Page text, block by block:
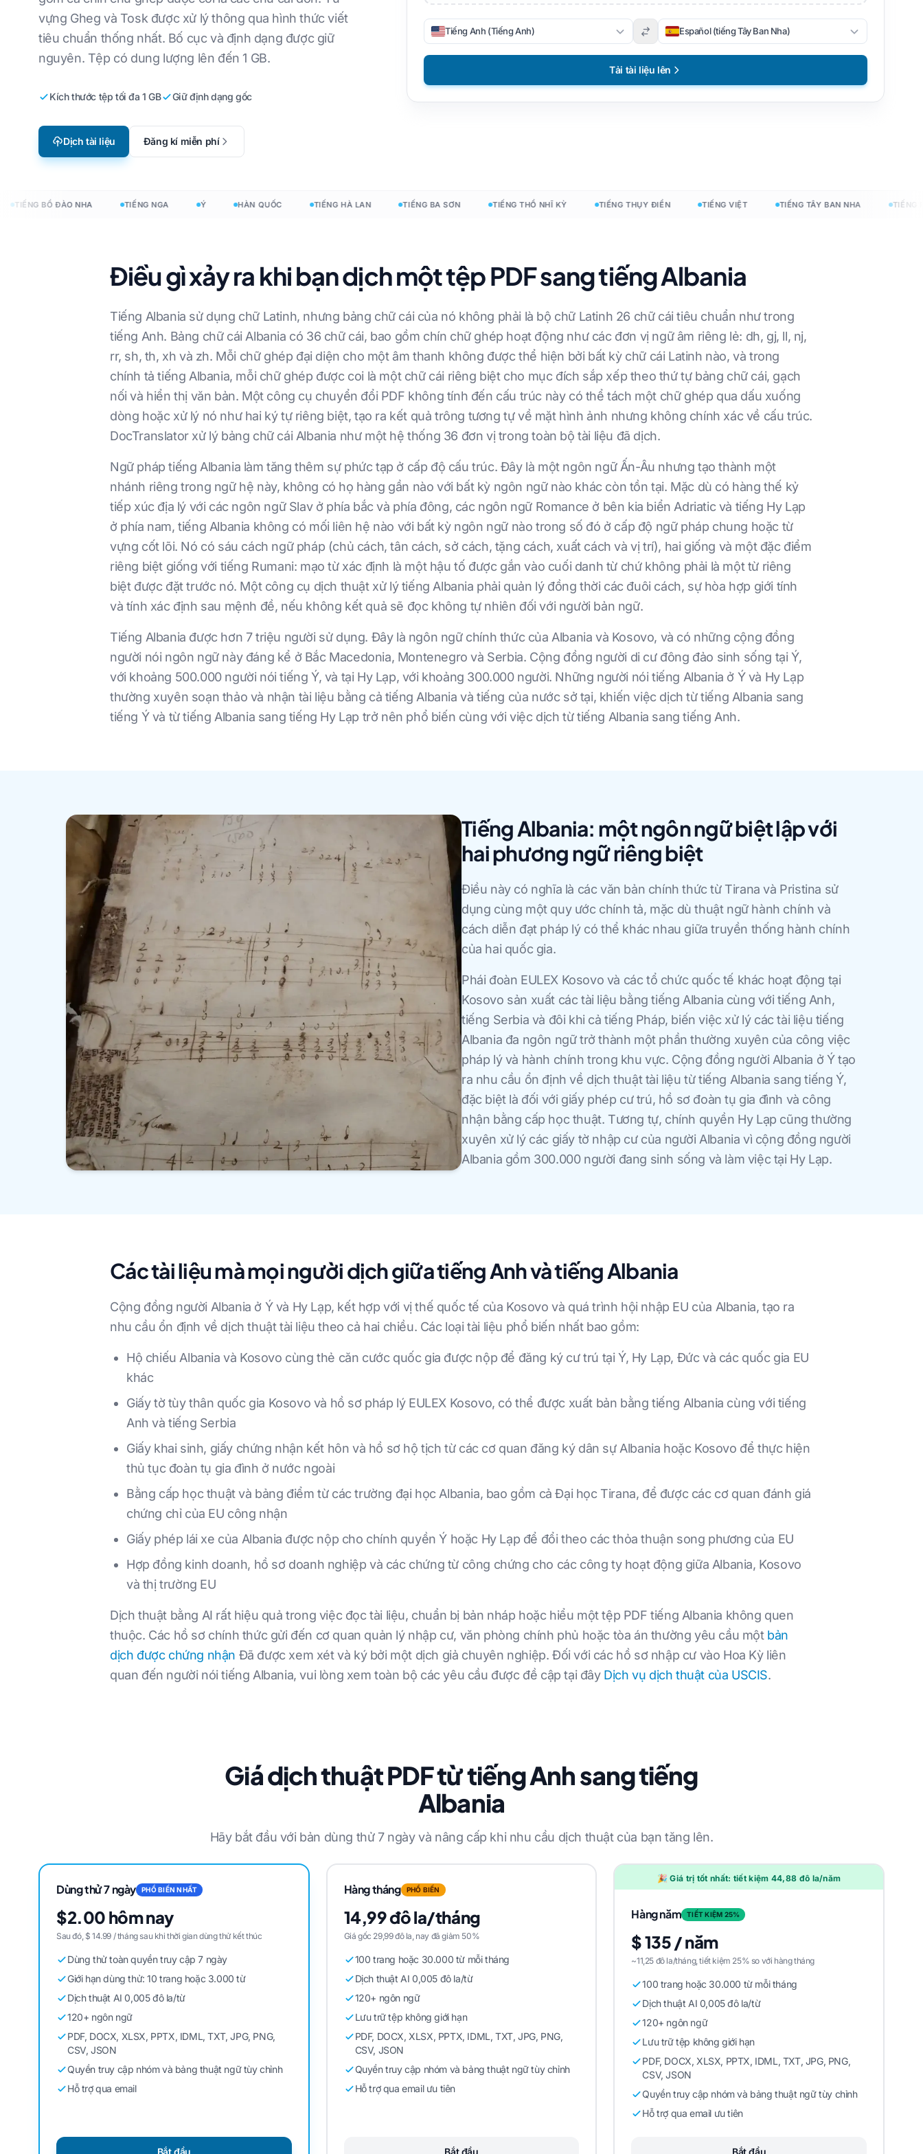
Bản địa hóa trò chơi điện tử
Học trực tuyến
Dịch tệp CSV
Dịch JSON
Đếm từ trong InDesign
Bộ đếm từ .DOCX
Đếm tệp Excel
DOCX sang TXT
Mạch
Indonesia
Tiếng Anh sang tiếng Ý
Tiếng Anh sang tiếng Hàn
Tiếng Anh sang tiếng Thổ
Tiếng Anh sang tiếng
Indonesia
Tiếng Anh sang tiếng Urdu
Tiếng Việt
Người Mông
Người Philippines
Người Hungary
vựng Gheg và Tosk được xử lý thông qua hình thức viết
tiêu chuẩn thống nhất. Bố cục và định dạng được giữ
nguyên. Tệp có dung lượng lên đến 1 GB.
Kích thước tệp tối đa 1 GB Giữ định dạng gốc
Dịch tài liệu Đăng kí miễn phí
Tiếng Anh (Tiếng Anh) Español (tiếng Tây Ban Nha)
Tải tài liệu lên
BỒ ĐÀO NHA TIẾNG NGA HÀN QUỐC TIẾNG HÀ LAN TIẾNG BA SƠN TIẾNG THỔ NHĨ KỲ TIẾNG THỤY ĐIỂN TIẾNG VIỆT TIẾNG TÂY BAN NHA TIẾNG
Điều gì xảy ra khi bạn dịch một tệp PDF sang tiếng Albania
Tiếng Albania sử dụng chữ Latinh, nhưng bảng chữ cái của nó không phải là bộ chữ Latinh 26 chữ cái tiêu chuẩn như trong
tiếng Anh. Bảng chữ cái Albania có 36 chữ cái, bao gồm chín chữ ghép hoạt động như các đơn vị ngữ âm riêng lẻ: dh, gj, ll, nj,
rr, sh, th, xh và zh. Mỗi chữ ghép đại diện cho một âm thanh không được thể hiện bởi bất kỳ chữ cái Latinh nào, và trong
chính tả tiếng Albania, mỗi chữ ghép được coi là một chữ cái riêng biệt cho mục đích sắp xếp theo thứ tự bảng chữ cái, gạch
nối và hiển thị văn bản. Một công cụ chuyển đổi PDF không tính đến cấu trúc này có thể tách một chữ ghép qua dấu xuống
dòng hoặc xử lý nó như hai ký tự riêng biệt, tạo ra kết quả trông tương tự về mặt hình ảnh nhưng không chính xác về cấu trúc.
DocTranslator xử lý bảng chữ cái Albania như một hệ thống 36 đơn vị trong toàn bộ tài liệu đã dịch.
Ngữ pháp tiếng Albania làm tăng thêm sự phức tạp ở cấp độ cấu trúc. Đây là một ngôn ngữ Ấn-Âu nhưng tạo thành một
nhánh riêng trong ngữ hệ này, không có họ hàng gần nào với bất kỳ ngôn ngữ nào khác còn tồn tại. Mặc dù có hàng thế kỷ
tiếp xúc địa lý với các ngôn ngữ Slav ở phía bắc và phía đông, các ngôn ngữ Romance ở bên kia biển Adriatic và tiếng Hy Lạp
ở phía nam, tiếng Albania không có mối liên hệ nào với bất kỳ ngôn ngữ nào trong số đó ở cấp độ ngữ pháp chung hoặc từ
vựng cốt lõi. Nó có sáu cách ngữ pháp (chủ cách, tân cách, sở cách, tặng cách, xuất cách và vị trí), hai giống và một đặc điểm
riêng biệt giống với tiếng Rumani: mạo từ xác định là một hậu tố được gắn vào cuối danh từ chứ không phải là một từ riêng
biệt được đặt trước nó. Một công cụ dịch thuật xử lý tiếng Albania phải quản lý đồng thời các đuôi cách, sự hòa hợp giới tính
và tính xác định sau mệnh đề, nếu không kết quả sẽ đọc không tự nhiên đối với người bản ngữ.
Tiếng Albania được hơn 7 triệu người sử dụng. Đây là ngôn ngữ chính thức của Albania và Kosovo, và có những cộng đồng
người nói ngôn ngữ này đáng kể ở Bắc Macedonia, Montenegro và Serbia. Cộng đồng người di cư đông đảo sinh sống tại Ý,
với khoảng 500.000 người nói tiếng Ý, và tại Hy Lạp, với khoảng 300.000 người. Những người nói tiếng Albania ở Ý và Hy Lạp
thường xuyên soạn thảo và nhận tài liệu bằng cả tiếng Albania và tiếng của nước sở tại, khiến việc dịch từ tiếng Albania sang
tiếng Ý và từ tiếng Albania sang tiếng Hy Lạp trở nên phổ biến cùng với việc dịch từ tiếng Albania sang tiếng Anh.
Tiếng Albania: một ngôn ngữ biệt lập với
hai phương ngữ riêng biệt
Điều này có nghĩa là các văn bản chính thức từ Tirana và Pristina sử
dụng cùng một quy ước chính tả, mặc dù thuật ngữ hành chính và
cách diễn đạt pháp lý có thể khác nhau giữa truyền thống hành chính
của hai quốc gia.
Phái đoàn EULEX Kosovo và các tổ chức quốc tế khác hoạt động tại
Kosovo sản xuất các tài liệu bằng tiếng Albania cùng với tiếng Anh,
tiếng Serbia và đôi khi cả tiếng Pháp, biến việc xử lý các tài liệu tiếng
Albania đa ngôn ngữ trở thành một phần thường xuyên của công việc
pháp lý và hành chính trong khu vực. Cộng đồng người Albania ở Ý tạo
ra nhu cầu ổn định về dịch thuật tài liệu từ tiếng Albania sang tiếng Ý,
đặc biệt là đối với giấy phép cư trú, hồ sơ đoàn tụ gia đình và công
nhận bằng cấp học thuật. Tương tự, chính quyền Hy Lạp cũng thường
xuyên xử lý các giấy tờ nhập cư của người Albania vì cộng đồng người
Albania gồm 300.000 người đang sinh sống và làm việc tại Hy Lạp.
Các tài liệu mà mọi người dịch giữa tiếng Anh và tiếng Albania
Cộng đồng người Albania ở Ý và Hy Lạp, kết hợp với vị thế quốc tế của Kosovo và quá trình hội nhập EU của Albania, tạo ra
nhu cầu ổn định về dịch thuật tài liệu theo cả hai chiều. Các loại tài liệu phổ biến nhất bao gồm:
Hộ chiếu Albania và Kosovo cùng thẻ căn cước quốc gia được nộp để đăng ký cư trú tại Ý, Hy Lạp, Đức và các quốc gia EU
khác
Giấy tờ tùy thân quốc gia Kosovo và hồ sơ pháp lý EULEX Kosovo, có thể được xuất bản bằng tiếng Albania cùng với tiếng
Anh và tiếng Serbia
Giấy khai sinh, giấy chứng nhận kết hôn và hồ sơ hộ tịch từ các cơ quan đăng ký dân sự Albania hoặc Kosovo để thực hiện
thủ tục đoàn tụ gia đình ở nước ngoài
Bằng cấp học thuật và bảng điểm từ các trường đại học Albania, bao gồm cả Đại học Tirana, để được các cơ quan đánh giá
chứng chỉ của EU công nhận
Giấy phép lái xe của Albania được nộp cho chính quyền Ý hoặc Hy Lạp để đổi theo các thỏa thuận song phương của EU
Hợp đồng kinh doanh, hồ sơ doanh nghiệp và các chứng từ công chứng cho các công ty hoạt động giữa Albania, Kosovo
và thị trường EU
Dịch thuật bằng AI rất hiệu quả trong việc đọc tài liệu, chuẩn bị bản nháp hoặc hiểu một tệp PDF tiếng Albania không quen
thuộc. Các hồ sơ chính thức gửi đến cơ quan quản lý nhập cư, văn phòng chính phủ hoặc tòa án thường yêu cầu một bản
dịch được chứng nhận Đã được xem xét và ký bởi một dịch giả chuyên nghiệp. Đối với các hồ sơ nhập cư vào Hoa Kỳ liên
quan đến người nói tiếng Albania, vui lòng xem toàn bộ các yêu cầu được đề cập tại đây Dịch vụ dịch thuật của USCIS.
Giá dịch thuật PDF từ tiếng Anh sang tiếng
Albania
Hãy bắt đầu với bản dùng thử 7 ngày và nâng cấp khi nhu cầu dịch thuật của bạn tăng lên.
Dùng thử 7 ngày PHỔ BIẾN NHẤT
$2.00 hôm nay
Sau đó, $ 14.99 / tháng sau khi thời gian dùng thử kết thúc
Dùng thử toàn quyền truy cập 7 ngày
Giới hạn dùng thử: 10 trang hoặc 3.000 từ
Dịch thuật AI 0,005 đô la/từ
120+ ngôn ngữ
PDF, DOCX, XLSX, PPTX, IDML, TXT, JPG, PNG,
CSV, JSON
Quyền truy cập nhóm và bảng thuật ngữ tùy chỉnh
Hỗ trợ qua email
Hàng tháng PHỔ BIẾN
14,99 đô la/tháng
Giá gốc 29,99 đô la, nay đã giảm 50%
100 trang hoặc 30.000 từ mỗi tháng
Dịch thuật AI 0,005 đô la/từ
120+ ngôn ngữ
Lưu trữ tệp không giới hạn
PDF, DOCX, XLSX, PPTX, IDML, TXT, JPG, PNG,
CSV, JSON
Quyền truy cập nhóm và bảng thuật ngữ tùy chỉnh
Hỗ trợ qua email ưu tiên
🎉 Giá trị tốt nhất: tiết kiệm 44,88 đô la/năm
Hàng năm TIẾT KIỆM 25%
$ 135 / năm
~11,25 đô la/tháng, tiết kiệm 25% so với hàng tháng
100 trang hoặc 30.000 từ mỗi tháng
Dịch thuật AI 0,005 đô la/từ
120+ ngôn ngữ
Lưu trữ tệp không giới hạn
PDF, DOCX, XLSX, PPTX, IDML, TXT, JPG, PNG,
CSV, JSON
Quyền truy cập nhóm và bảng thuật ngữ tùy chỉnh
Hỗ trợ qua email ưu tiên